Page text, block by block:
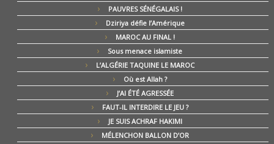
PAUVRES SÉNÉGALAIS !
Dziriya défie l’Amérique
MAROC AU FINAL !
Sous menace islamiste
L’ALGÉRIE TAQUINE LE MAROC
Où est Allah ?
J’AI ÉTÉ AGRESSÉE
FAUT-IL INTERDIRE LE JEU ?
JE SUIS ACHRAF HAKIMI
MÉLENCHON BALLON D’OR